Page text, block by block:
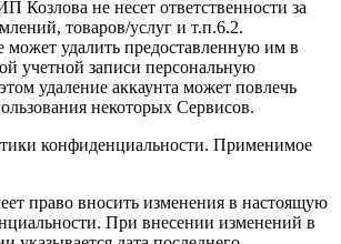
Козлова не несет ответственности за
товаров/услуг и т.п.6.2.
может удалить предоставленную им в
учетной записи персональную
удаление аккаунта может повлечь
некоторых Сервисов.
конфиденциальности. Применимое
право вносить изменения в настоящую
При внесении изменений в